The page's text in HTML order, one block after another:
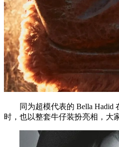
同为超模代表的 Bella Hadid
时，也以整套牛仔装扮亮相，大